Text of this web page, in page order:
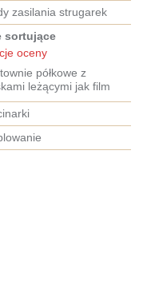
zasilania strugarek
sortujące
oceny
półkowe z
leżącymi jak film